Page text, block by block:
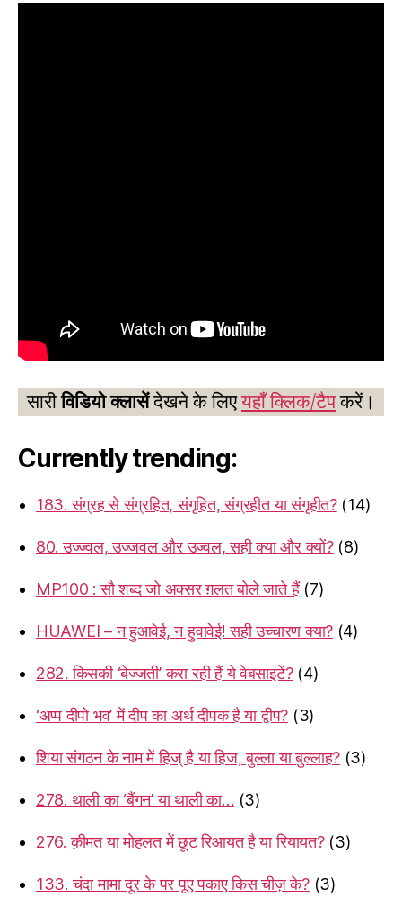
सारीविडियो क्लासेंदेखने के लिएयहाँ क्लिक/टैपकरें।
Currently trending:
183. संग्रह से संग्रहित, संगृहित, संग्रहीत या संगृहीत? (14)
80. उज्ज्वल, उज्जवल और उज्वल, सही क्या और क्यों? (8)
MP100 : सौ शब्द जो अक्सर ग़लत बोले जाते हैं (7)
HUAWEI – न हुआवेई, न हुवावेई! सही उच्चारण क्या? (4)
282. किसकी ‘बेज्जती’ करा रही हैं ये वेबसाइटें? (4)
‘अप्प दीपो भव’ में दीप का अर्थ दीपक है या द्वीप? (3)
शिया संगठन के नाम में हिज् है या हिज, बुल्ला या बुल्लाह? (3)
278. थाली का ‘बैंगन’ या थाली का… (3)
276. क़ीमत या मोहलत में छूट रिआयत है या रियायत? (3)
133. चंदा मामा दूर के पर पूए पकाए किस चीज़ के? (3)